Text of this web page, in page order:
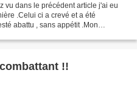
vu dans le précédent article j'ai eu
.Celui ci a crevé et a été
abattu , sans appétit .Mon
!!